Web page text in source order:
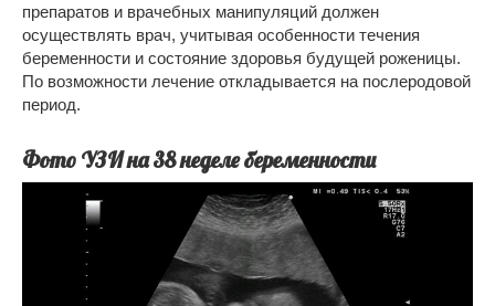
препаратов и врачебных манипуляций должен
осуществлять врач, учитывая особенности течения
беременности и состояние здоровья будущей роженицы.
По возможности лечение откладывается на послеродовой
период.
Фото УЗИ на 38 неделе беременности